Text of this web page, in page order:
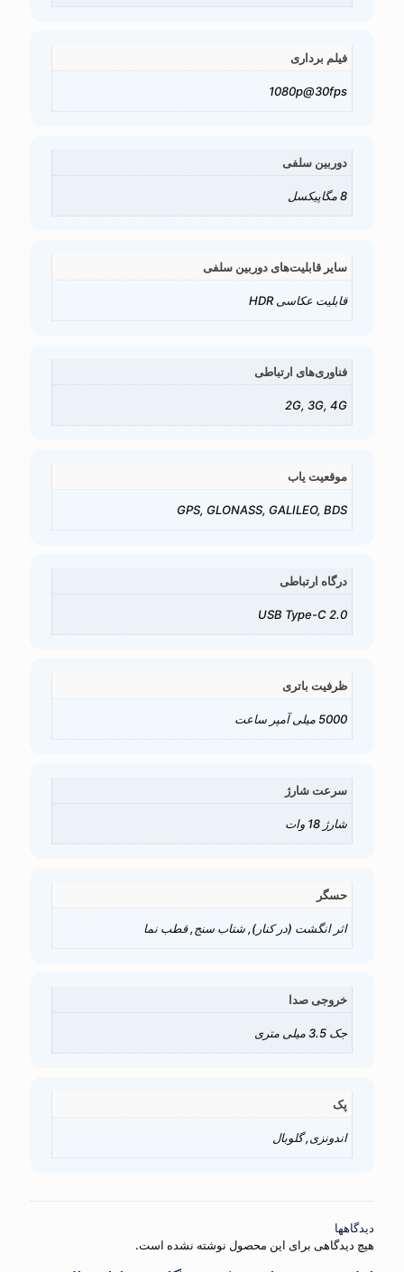
فیلم برداری
1080p@30fps
دوربین سلفی
8 مگاپیکسل
سایر قابلیت‌های دوربین سلفی
قابلیت عکاسی HDR
فناوری‌های ارتباطی
2G, 3G, 4G
موقعیت یاب
GPS, GLONASS, GALILEO, BDS
درگاه ارتباطی
USB Type-C 2.0
ظرفیت باتری
5000 میلی آمپر ساعت
سرعت شارژ
شارژ 18 وات
حسگر
اثر انگشت (در کنار), شتاب سنج, قطب نما
خروجی صدا
جک 3.5 میلی متری
پک
اندونزی, گلوبال
دیدگاهها
هیچ دیدگاهی برای این محصول نوشته نشده است.